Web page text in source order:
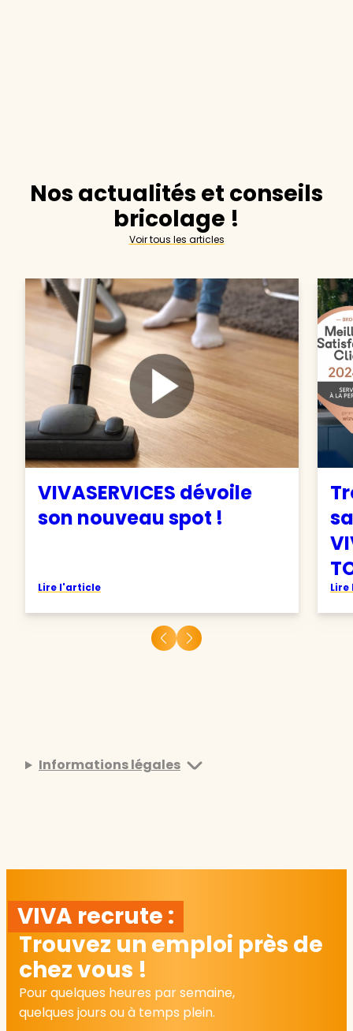
Nos actualités et conseils
bricolage !
Voir tous les articles
VIVASERVICES dévoile
son nouveau spot !
Lire l'article
Informations légales
VIVA recrute :
Trouvez un emploi près de
chez vous !
Pour quelques heures par semaine,
quelques jours ou à temps plein.